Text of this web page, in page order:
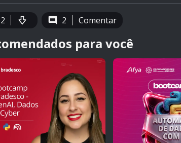
2 2 Comentar
para você